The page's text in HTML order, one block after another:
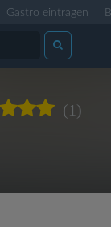
Gastro eintragen
(1)